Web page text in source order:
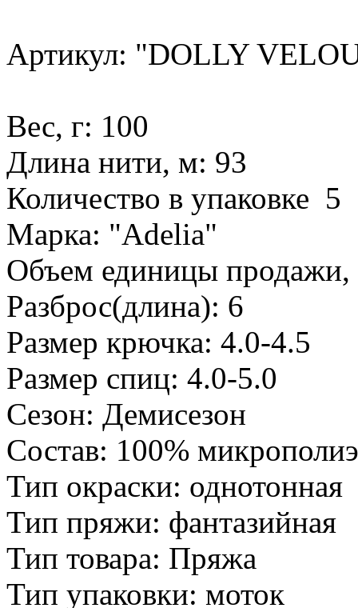
Артикул: "DOLLY
Вес, г: 100
Длина нити, м: 93
Количество в упаковке 5
Марка: "Adelia"
Объем единицы продажи,
Разброс(длина): 6
Размер крючка: 4.0-4.5
Размер спиц: 4.0-5.0
Сезон: Демисезон
Состав: 100%
Тип окраски: однотонная
Тип пряжи: фантазийная
Тип товара: Пряжа
Тип упаковки: моток